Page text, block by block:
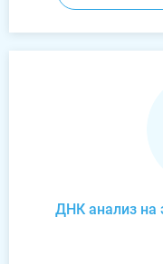
ДНК анализ на